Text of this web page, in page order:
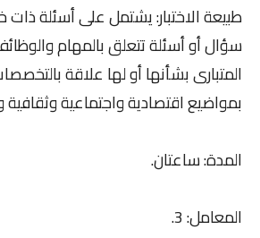
طبيعة الاختبار: يشتمل على أسئلة ذات
سؤال أو أسئلة تتعلق بالمهام
المتبارى بشأنها أو لها علاقة
بمواضيع اقتصادية واجتماعية وثقافية
المدة: ساعتان.
المعامل: 3.